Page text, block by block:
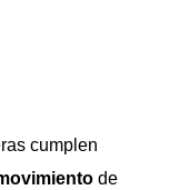
cumplen
de